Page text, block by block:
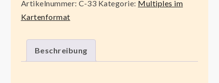
Menge
Artikelnummer:C-33 Kategorie: Multiples im
Kartenformat
Beschreibung